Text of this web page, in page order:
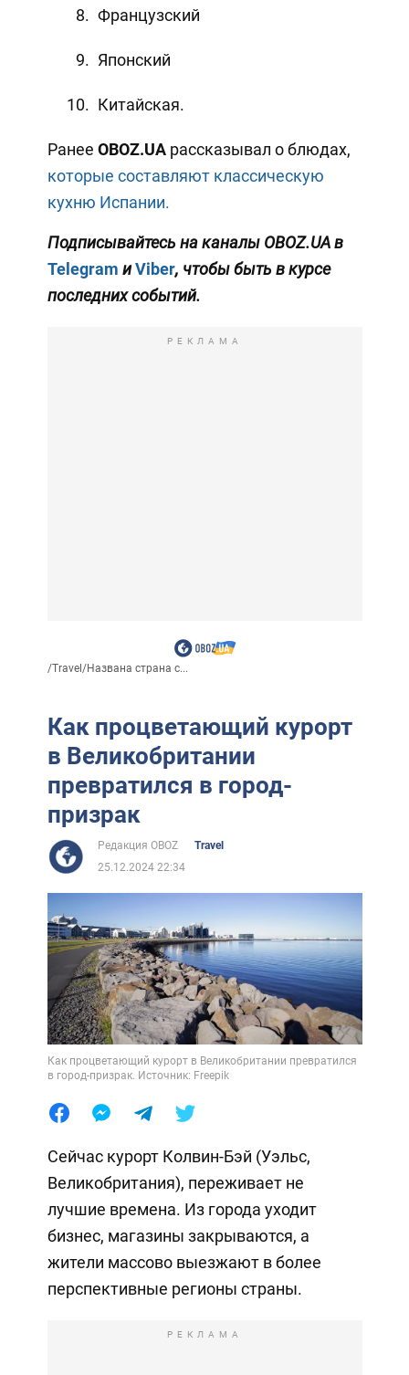
Французский
Японский
Китайская.
Ранее OBOZ.UA рассказывал о блюдах,
которые составляют классическую
кухню Испании.
Подписывайтесь на каналы OBOZ.UA в
Telegram иViber, чтобы быть в курсе
последних событий.
РЕКЛАМА
/Travel/Названа страна с...
Как процветающий курорт
в Великобритании
превратился в город-
призрак
Редакция OBOZ
Travel
25.12.2024 22:34
Как процветающий курорт в Великобритании превратился
в город-призрак. Источник: Freepik
Сейчас курорт Колвин-Бэй (Уэльс,
Великобритания), переживает не
лучшие времена. Из города уходит
бизнес, магазины закрываются, а
жители массово выезжают в более
перспективные регионы страны.
РЕКЛАМА